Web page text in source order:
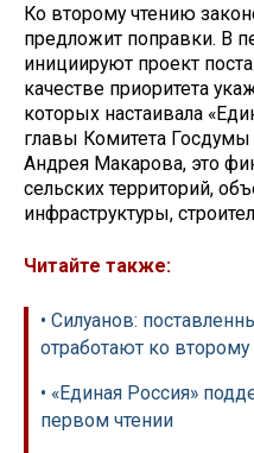
Ко второму чтению
предложит поправки. В
инициируют проект
качестве приоритета
которых настаивала
главы Комитета
Андрея Макарова, это
сельских территорий,
инфраструктуры,
Читайте также:
• Силуанов:
отработают ко
• «Единая Россия»
первом чтении